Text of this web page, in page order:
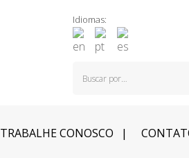
Idiomas:
TRABALHE CONOSCO